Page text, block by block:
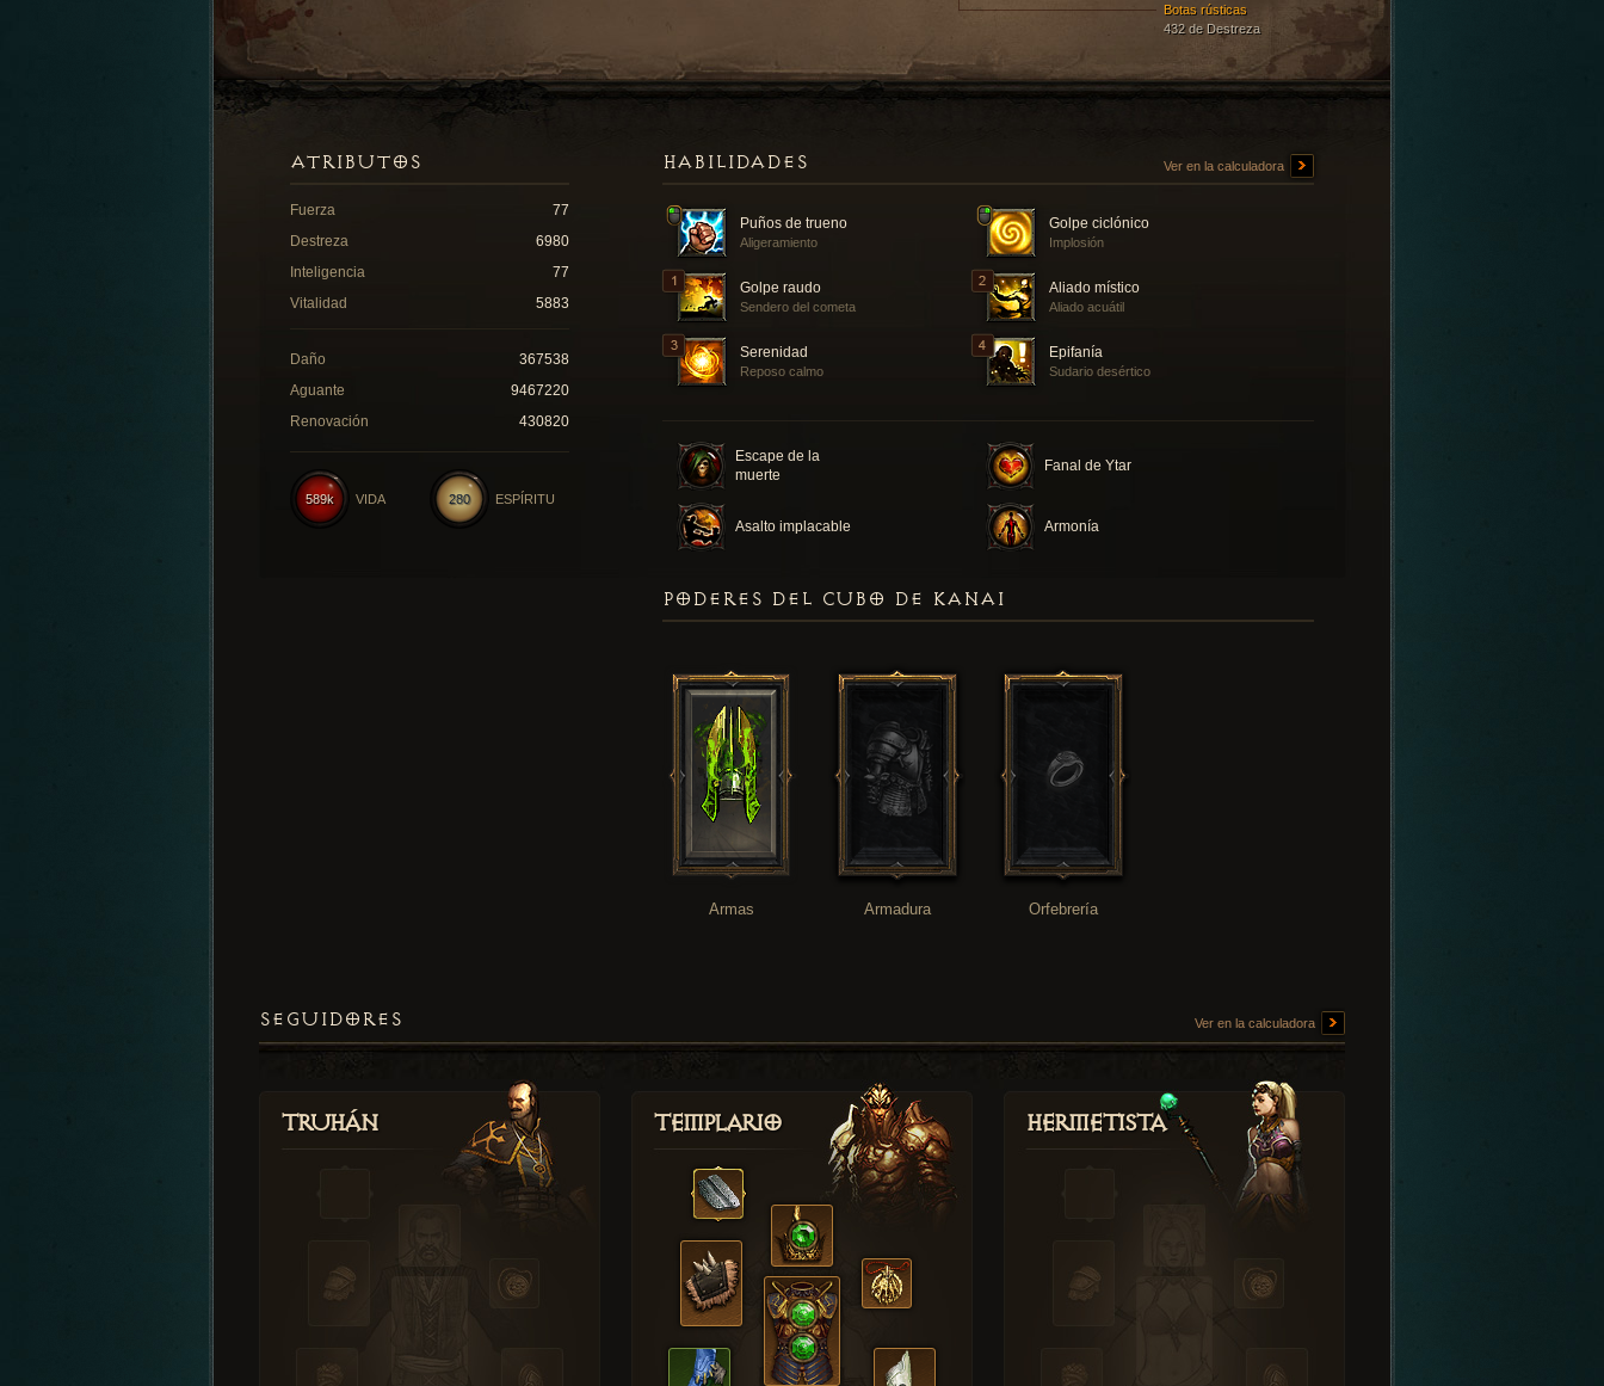
Botas rústicas
432 de Destreza
HABILIDADES Ver en la calculadora
Puños de trueno
Aligeramiento
Golpe ciclónico
Implosión
Golpe raudo
Sendero del cometa
Aliado místico
Aliado acuátil
Serenidad
Reposo calmo
Epifanía
Sudario desértico
Escape de la
muerte
Fanal de Ytar
Asalto implacable Armonía
ATRIBUTOS
Fuerza
77
Destreza
6980
Inteligencia
77
Vitalidad
5883
Daño
367538
Aguante
9467220
Renovación
430820
280 ESPÍRITU
589k VIDA
PODERES DEL CUBO DE KANAI
Armas Armadura Orfebrería
SEGUIDORES Ver en la calculadora
Truhán Templario Hermetista